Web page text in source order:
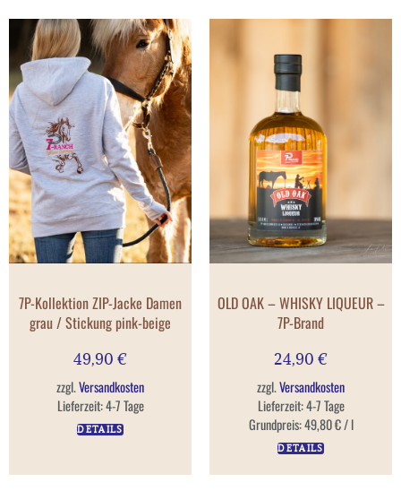
7P-Kollektion ZIP-Jacke Damen
grau / Stickung pink-beige
49,90 €
zzgl.Versandkosten
Lieferzeit:4-7 Tage
DETAILS
OLD OAK – WHISKY LIQUEUR –
7P-Brand
24,90 €
zzgl.Versandkosten
Lieferzeit:4-7 Tage
Grundpreis:49,80€/l
DETAILS